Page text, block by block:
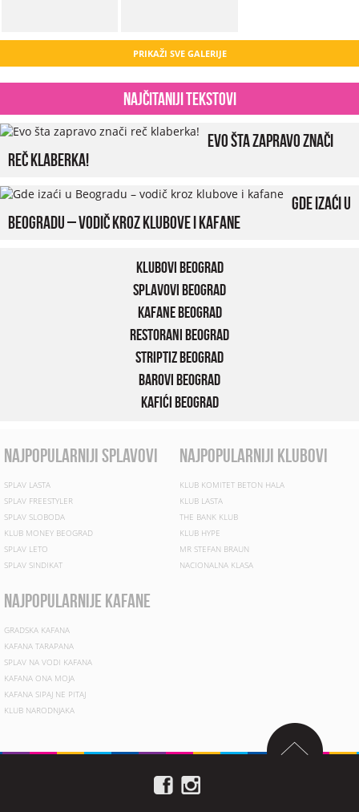
PRIKAŽI SVE GALERIJE
Najčitaniji tekstovi
Evo šta zapravo znači
reč klaberka!
Gde izaći u
Beogradu – vodič kroz klubove i kafane
Klubovi Beograd
Splavovi Beograd
Kafane Beograd
Restorani Beograd
Striptiz Beograd
Barovi Beograd
Kafići Beograd
najpopularniji splavovi
SPLAV LASTA
SPLAV FREESTYLER
SPLAV SLOBODA
KLUB MONEY BEOGRAD
SPLAV LETO
SPLAV SINDIKAT
najpopularniji klubovi
KLUB KOMITET BETON HALA
KLUB LASTA
THE BANK KLUB
KLUB HYPE
MR STEFAN BRAUN
NACIONALNA KLASA
najpopularnije kafane
GRADSKA KAFANA
KAFANA TARAPANA
SPLAV NA VODI KAFANA
KAFANA ONA MOJA
KAFANA SIPAJ NE PITAJ
KLUB NARODNJAKA